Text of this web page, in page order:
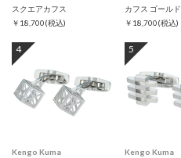
スクエアカフス
￥18,700(税込)
カフス ゴールド
￥18,700(税込)
4
Kengo Kuma
5
Kengo Kuma